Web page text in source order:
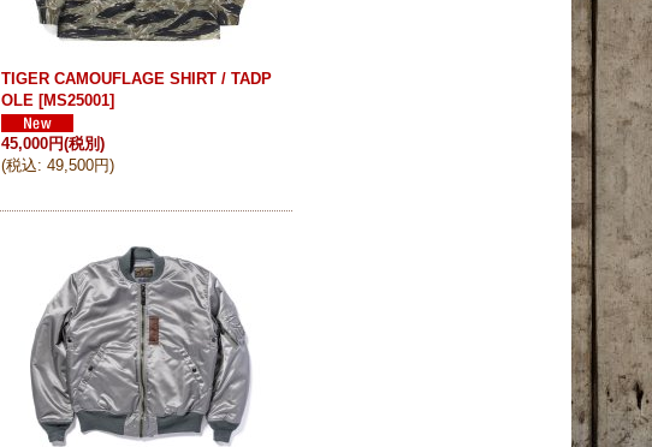
TIGER CAMOUFLAGE SHIRT / TADP
OLE [MS25001]
45,000円(税別)
(税込: 49,500円)